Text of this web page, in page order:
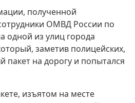
полученной
ОМВД России по
одной из улиц города
заметив полицейских,
на дорогу и попытался
изъятом на месте